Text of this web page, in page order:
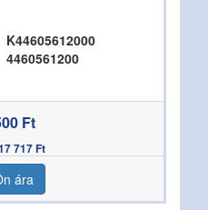
K44605612000
4460561200
Ft
717 Ft
ára